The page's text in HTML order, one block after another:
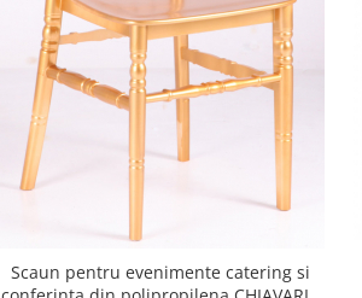
Scaun pentru evenimente catering si